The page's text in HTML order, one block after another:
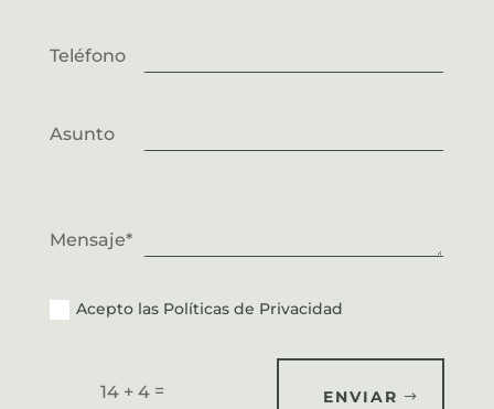
Teléfono
Asunto
Mensaje*
Acepto las Políticas de Privacidad
14 + 4 = ENVIAR